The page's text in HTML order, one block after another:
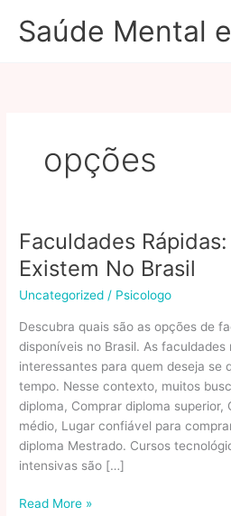
paraSaúde Mental
opções
Faculdades
Existem No Brasil
Uncategorized / Psicologo
Descubra quais são as opções de
disponíveis no Brasil. As
interessantes para quem deseja se
tempo. Nesse contexto, muitos
diploma, Comprar diploma superior,
médio, Lugar confiável para
diploma Mestrado. Cursos
intensivas são […]
Faculdades
Read More »